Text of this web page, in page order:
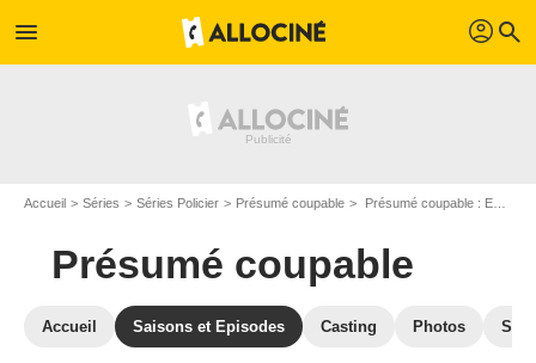
menu profil search
Accueil Séries Séries Policier Présumé coupable Présumé coupable : Episodes de la saison 1
Présumé coupable
Accueil Saisons et Episodes Casting Photos